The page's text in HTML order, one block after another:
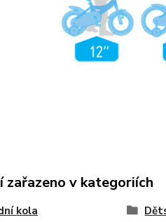
zařazeno v kategoriích
kola